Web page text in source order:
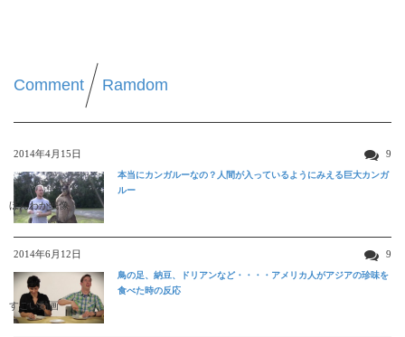
Comment Ramdom
2014年4月15日 9
ほんわか映像
本当にカンガルーなの？人間が入っているようにみえる巨大カンガ
ルー
2014年6月12日 9
すごい動画
鳥の足、納豆、ドリアンなど・・・・アメリカ人がアジアの珍味を
食べた時の反応